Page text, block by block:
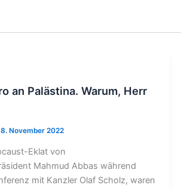
an Palästina. Warum, Herr
Eklat von
Mahmud Abbas während
mit Kanzler Olaf Scholz, waren